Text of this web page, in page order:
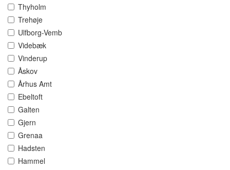
Thyholm
Trehøje
Ulfborg-Vemb
Videbæk
Vinderup
Åskov
Århus Amt
Ebeltoft
Galten
Gjern
Grenaa
Hadsten
Hammel